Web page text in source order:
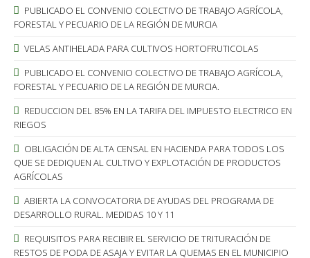
PUBLICADO EL CONVENIO COLECTIVO DE TRABAJO AGRÍCOLA,
FORESTAL Y PECUARIO DE LA REGIÓN DE MURCIA
VELAS ANTIHELADA PARA CULTIVOS HORTOFRUTICOLAS
PUBLICADO EL CONVENIO COLECTIVO DE TRABAJO AGRÍCOLA,
FORESTAL Y PECUARIO DE LA REGIÓN DE MURCIA.
REDUCCION DEL 85% EN LA TARIFA DEL IMPUESTO ELECTRICO EN
RIEGOS
OBLIGACIÓN DE ALTA CENSAL EN HACIENDA PARA TODOS LOS
QUE SE DEDIQUEN AL CULTIVO Y EXPLOTACIÓN DE PRODUCTOS
AGRÍCOLAS
ABIERTA LA CONVOCATORIA DE AYUDAS DEL PROGRAMA DE
DESARROLLO RURAL. MEDIDAS 10 Y 11
REQUISITOS PARA RECIBIR EL SERVICIO DE TRITURACIÓN DE
RESTOS DE PODA DE ASAJA Y EVITAR LA QUEMAS EN EL MUNICIPIO